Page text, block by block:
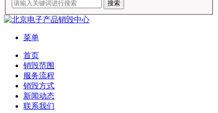
菜单
首页
销毁范围
服务流程
销毁方式
新闻动态
联系我们